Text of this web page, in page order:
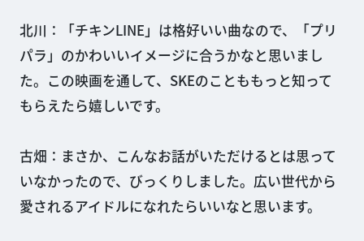
北川：「チキンLINE」は格好いい曲なので、「プリ
パラ」のかわいいイメージに合うかなと思いまし
た。この映画を通して、SKEのことももっと知って
もらえたら嬉しいです。
古畑：まさか、こんなお話がいただけるとは思って
いなかったので、びっくりしました。広い世代から
愛されるアイドルになれたらいいなと思います。